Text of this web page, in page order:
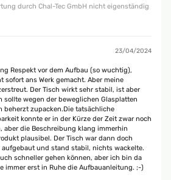
durch Chal-Tec GmbH nicht eigenständig
23/04/2024
Respekt vor dem Aufbau (so wuchtig),
sofort ans Werk gemacht. Aber meine
Der Tisch wirkt sehr stabil, ist aber
sollte wegen der beweglichen Glasplatten
beherzt zupacken.Die tatsächliche
konnte er in der Kürze der Zeit zwar noch
aber die Beschreibung klang immerhin
plausibel. Der Tisch war dann doch
und stand stabil, nichts wackelte.
schneller gehen können, aber ich bin da
immer erst in Ruhe die Aufbauanleitung. ;-)